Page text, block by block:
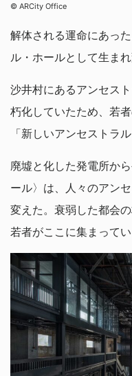
©︎ ARCity Office
解体される運命にあっ
ル・ホールとして生まれ
沙井村にあるアンセス
朽化していたため、若
「新しいアンセストラ
廃墟と化した発電所か
ール〉は、人々のアン
変えた。衰弱した都会
若者がここに集まってい